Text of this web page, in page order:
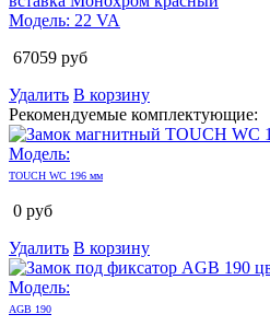
Модель: 22 VA
67059 руб
Удалить В корзину
Рекомендуемые комплектующие:
Модель:
TOUCH WC 196 мм
0 руб
Удалить В корзину
Модель:
AGB 190